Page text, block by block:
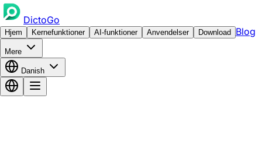
DictoGo
Hjem Kernefunktioner AI-funktioner Anvendelser Download Blog
Mere
Danish